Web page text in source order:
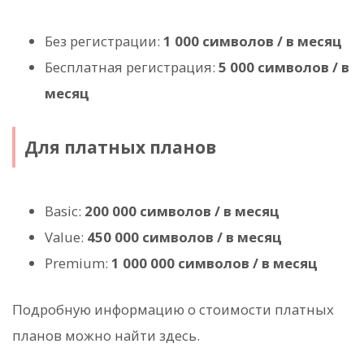
Без регистрации: 1 000 символов / в месяц
Бесплатная регистрация: 5 000 символов / в
месяц
Для платных планов
Basic: 200 000 символов / в месяц
Value: 450 000 символов / в месяц
Premium: 1 000 000 символов / в месяц
Подробную информацию о стоимости платных
планов можно найти здесь.